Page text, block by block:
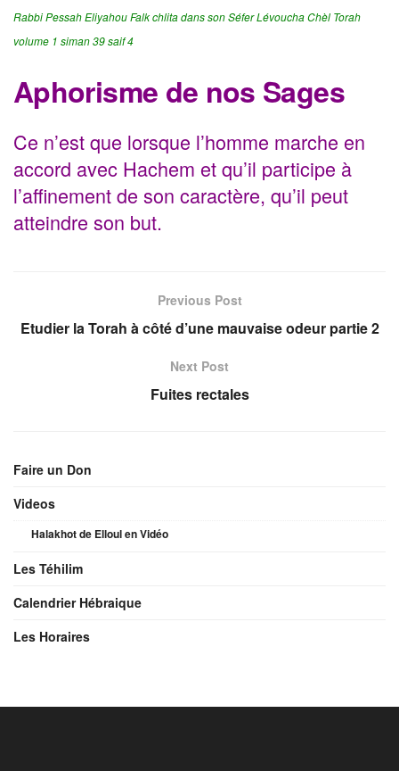
Rabbi Pessah Eliyahou Falkchlita dans son Séfer Lévoucha Chèl Torah
volume 1 siman 39 saif 4
Aphorisme de nos Sages
Ce n’est que lorsque l’homme marche en
accord avec Hachem et qu’il participe à
l’affinement de son caractère, qu’il peut
atteindre son but.
Previous Post
Etudier la Torah à côté d’une mauvaise odeur partie 2
Next Post
Fuites rectales
Faire un Don
Videos
Halakhot de Elloul en Vidéo
Les Téhilim
Calendrier Hébraique
Les Horaires